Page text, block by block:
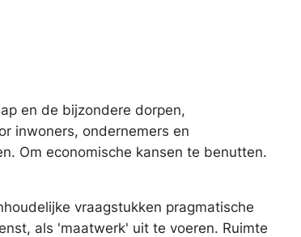
en de bijzondere dorpen,
inwoners, ondernemers en
Om economische kansen te benutten.
vraagstukken pragmatische
als 'maatwerk' uit te voeren. Ruimte